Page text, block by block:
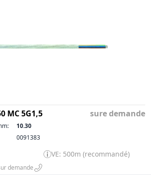
MC 5G1,5 sure demande
10.30
0091383
VE: 500m (recommandé)
demande